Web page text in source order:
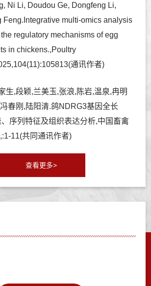
Ni Li, Doudou Ge, Dongfeng Li,
Feng.Integrative multi-omics analysis
regulatory mechanisms of egg
in chickens.,Poultry
通讯作者)
生,段颖,兰美玉,张浪,陈岩,温泉,冉明
春刚,陆阳清.鸽NDRG3基因全长
序列特征及组织表达分析,中国畜禽
11(共同通讯作者)
查看更多>